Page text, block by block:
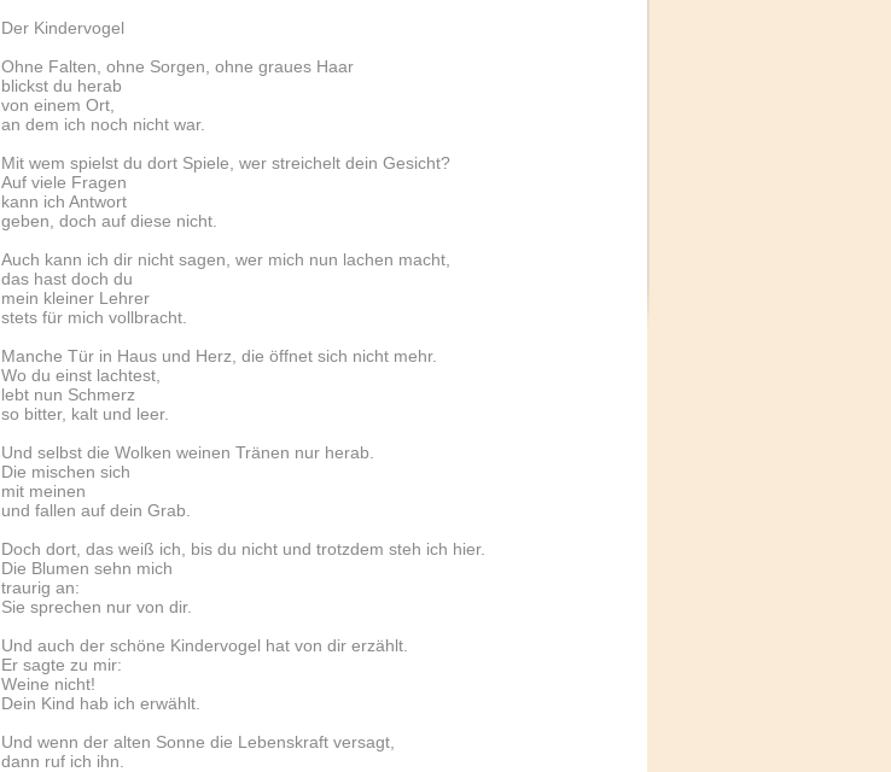
Der Kindervogel
Ohne Falten, ohne Sorgen, ohne graues Haar
blickst du herab
von einem Ort,
an dem ich noch nicht war.
Mit wem spielst du dort Spiele, wer streichelt dein Gesicht?
Auf viele Fragen
kann ich Antwort
geben, doch auf diese nicht.
Auch kann ich dir nicht sagen, wer mich nun lachen macht,
das hast doch du
mein kleiner Lehrer
stets für mich vollbracht.
Manche Tür in Haus und Herz, die öffnet sich nicht mehr.
Wo du einst lachtest,
lebt nun Schmerz
so bitter, kalt und leer.
Und selbst die Wolken weinen Tränen nur herab.
Die mischen sich
mit meinen
und fallen auf dein Grab.
Doch dort, das weiß ich, bis du nicht und trotzdem steh ich hier.
Die Blumen sehn mich
traurig an:
Sie sprechen nur von dir.
Und auch der schöne Kindervogel hat von dir erzählt.
Er sagte zu mir:
Weine nicht!
Dein Kind hab ich erwählt.
Und wenn der alten Sonne die Lebenskraft versagt,
dann ruf ich ihn.